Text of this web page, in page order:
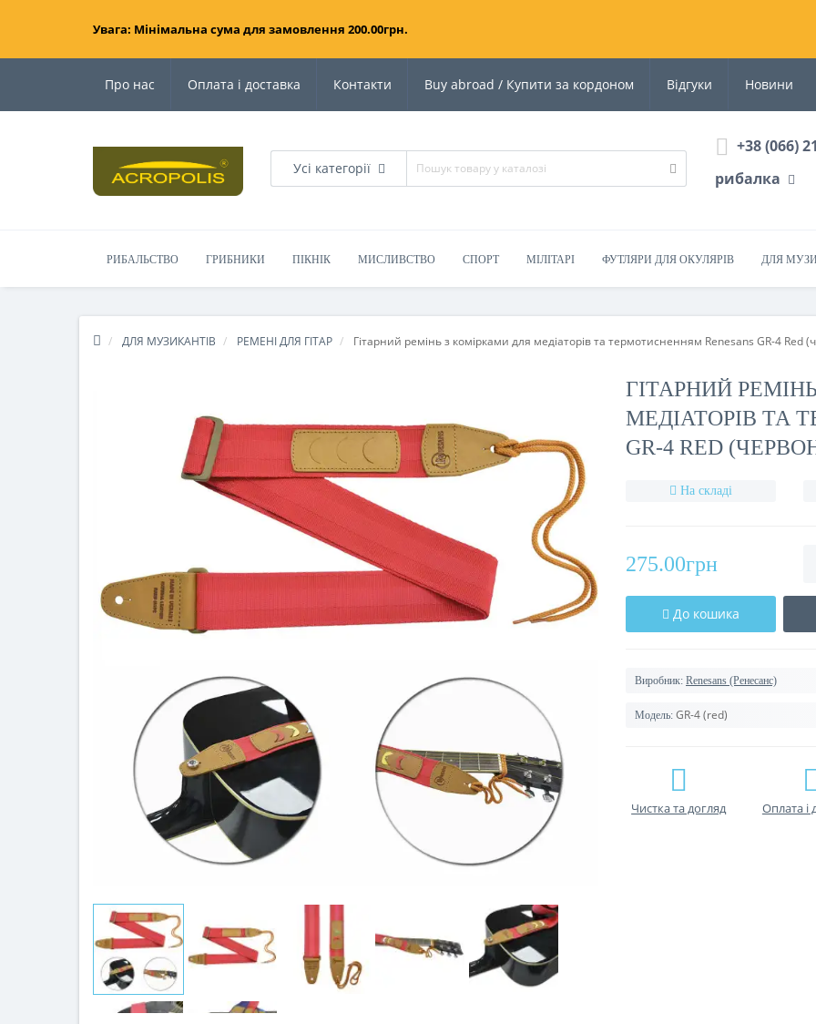
Увага: Мінімальна сума для замовлення 200.00грн.
Про нас Оплата і доставка Контакти Buy abroad / Купити за кордоном Відгуки Новини
Усі категорії
+38 (066)
рибалка
РИБАЛЬСТВО ГРИБНИКИ ПІКНІК МИСЛИВСТВО СПОРТ МІЛІТАРІ ФУТЛЯРИ ДЛЯ ОКУЛЯРІВ ДЛЯ
ДЛЯ МУЗИКАНТІВ РЕМЕНІ ДЛЯ ГІТАР Гітарний ремінь з комірками для медіаторів та термотисненням Renesans GR-4 Red
ГІТАРНИЙ
МЕДІАТОРІВ ТА
GR-4 RED
На складі
275.00грн
До кошика
Виробник: Renesans (Ренесанс)
Модель: GR-4 (red)
Чистка та догляд Оплата і